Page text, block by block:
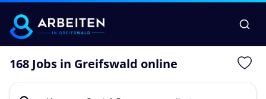
168 Jobs in Greifswald online